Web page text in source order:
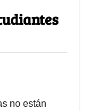
no están